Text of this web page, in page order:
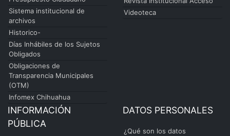
Sistema institucional de
archivos
Historico-
Días Inhábiles de los Sujetos
Obligados
Obligaciones de
Transparencia Municipales
(OTM)
Infomex Chihuahua
Videoteca
INFORMACIÓN
PÚBLICA
DATOS PERSONALES
¿Qué son los datos